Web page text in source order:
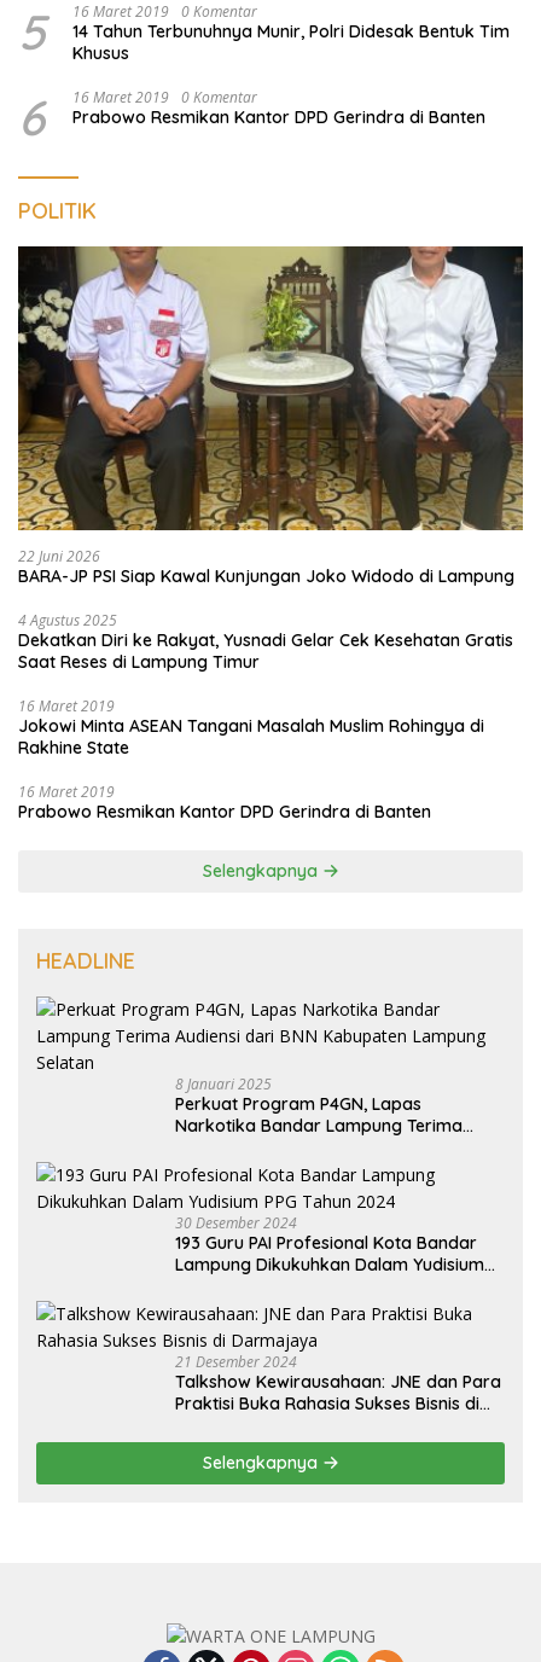
5 16 Maret 2019 0 Komentar
14 Tahun Terbunuhnya Munir, Polri Didesak Bentuk Tim
Khusus
6 16 Maret 2019 0 Komentar
Prabowo Resmikan Kantor DPD Gerindra di Banten
POLITIK
22 Juni 2026
BARA-JP PSI Siap Kawal Kunjungan Joko Widodo di Lampung
4 Agustus 2025
Dekatkan Diri ke Rakyat, Yusnadi Gelar Cek Kesehatan Gratis
Saat Reses di Lampung Timur
16 Maret 2019
Jokowi Minta ASEAN Tangani Masalah Muslim Rohingya di
Rakhine State
16 Maret 2019
Prabowo Resmikan Kantor DPD Gerindra di Banten
Selengkapnya
HEADLINE
8 Januari 2025
Perkuat Program P4GN, Lapas
Narkotika Bandar Lampung Terima
Selatan
30 Desember 2024
193 Guru PAI Profesional Kota Bandar
Lampung Dikukuhkan Dalam Yudisium
21 Desember 2024
Talkshow Kewirausahaan: JNE dan Para
Praktisi Buka Rahasia Sukses Bisnis di
Selengkapnya